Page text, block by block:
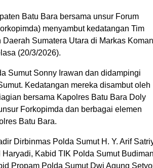
Batu Bara bersama unsur Forum
menyambut kedatangan Tim
Sumatera Utara di Markas
(20/3/2026).
Sumut Sonny Irawan dan didampingi
Kedatangan mereka disambut oleh
bersama Kapolres Batu Bara Doly
Forkopimda dan berbagai elemen
Batu Bara.
Dirbinmas Polda Sumut H. Y. Arif
Kabid TIK Polda Sumut Budiman
Propam Polda Sumut Dwi Agung